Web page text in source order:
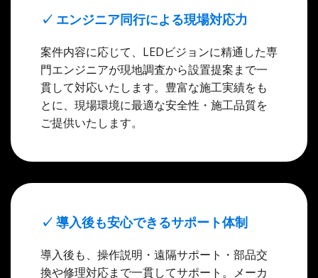
✓ エンジニア同行による現場対応力
案件内容に応じて、LEDビジョンに精通した専
門エンジニアが現地調査から設置提案まで一
貫して対応いたします。豊富な施工実績をも
とに、現場環境に最適な安全性・施工品質を
ご提供いたします。
✓ 導入後も安心できるサポート体制
導入後も、操作説明・遠隔サポート・部品交
換や修理対応まで一貫してサポート。メーカ